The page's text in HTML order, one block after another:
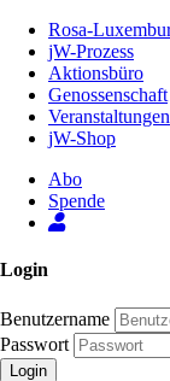
Inhalt
Seite
Rosa-
jW-Prozess
Aktionsbüro
Genossenschaft
Veranstaltungen
jW-Shop
Abo
Spende
Login
Benutzername
Passwort
Login